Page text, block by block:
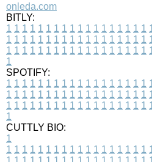
onleda.com
BITLY:
1 1 1 1 1 1 1 1 1 1 1 1 1 1 1 1 1 1
1 1 1 1 1 1 1 1 1 1 1 1 1 1 1 1 1 1
1 1 1 1 1 1 1 1 1 1 1 1 1 1 1 1 1 1
1
SPOTIFY:
1 1 1 1 1 1 1 1 1 1 1 1 1 1 1 1 1 1
1 1 1 1 1 1 1 1 1 1 1 1 1 1 1 1 1 1
1 1 1 1 1 1 1 1 1 1 1 1 1 1 1 1 1 1
1
CUTTLY BIO:
1
1 1 1 1 1 1 1 1 1 1 1 1 1 1 1 1 1 1